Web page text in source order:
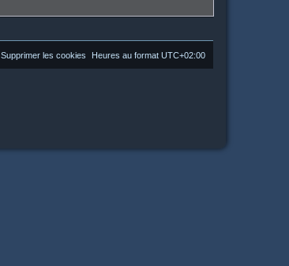
Heures au format UTC+02:00
Supprimer les cookies